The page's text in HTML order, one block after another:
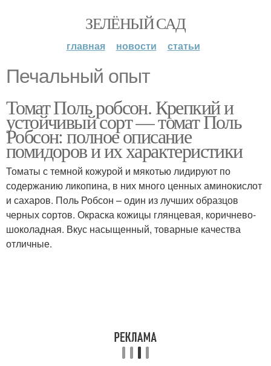
ЗЕЛЁНЫЙ САД
главная новости статьи
Печальный опыт
Томат Поль робсон. Крепкий и
устойчивый сорт — томат Поль
Робсон: полное описание
помидоров и их характеристики
Томаты с темной кожурой и мякотью лидируют по
содержанию ликопина, в них много ценных аминокислот
и сахаров. Поль Робсон – один из лучших образцов
черных сортов. Окраска кожицы глянцевая, коричнево-
шоколадная. Вкус насыщенный, товарные качества
отличные.